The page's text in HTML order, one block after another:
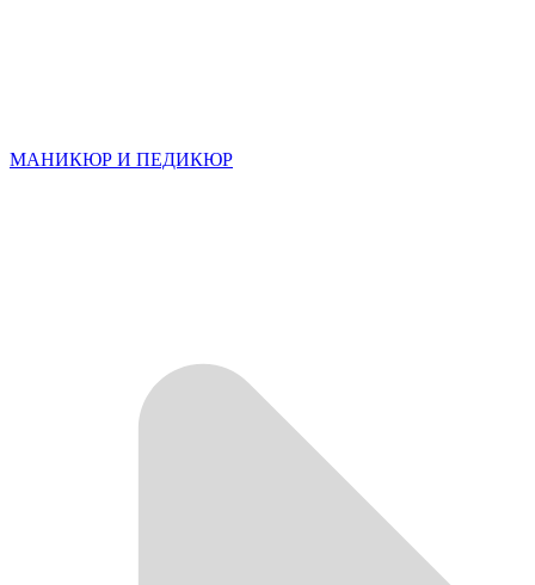
МАНИКЮР И ПЕДИКЮР